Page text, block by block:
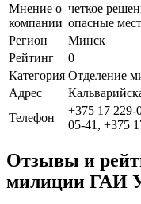
Мнение о
компании
четкое
опасные
Регион
Минск
Рейтинг
0
Категория Отделение
Адрес
Телефон
+375 17 229-
05-41, +375
Отзывы и
милиции ГАИ